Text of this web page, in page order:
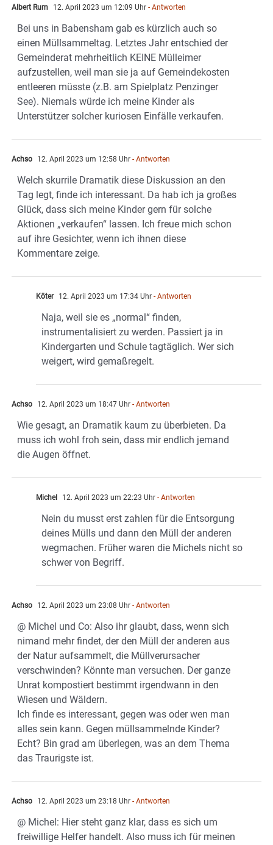
Albert Rum 12. April 2023 um 12:09 Uhr - Antworten
Bei uns in Babensham gab es kürzlich auch so
einen Müllsammeltag. Letztes Jahr entschied der
Gemeinderat mehrheitlich KEINE Mülleimer
aufzustellen, weil man sie ja auf Gemeindekosten
entleeren müsste (z.B. am Spielplatz Penzinger
See). Niemals würde ich meine Kinder als
Unterstützer solcher kuriosen Einfälle verkaufen.
Achso 12. April 2023 um 12:58 Uhr - Antworten
Welch skurrile Dramatik diese Diskussion an den
Tag legt, finde ich interessant. Da hab ich ja großes
Glück, dass sich meine Kinder gern für solche
Aktionen „verkaufen“ lassen. Ich freue mich schon
auf ihre Gesichter, wenn ich ihnen diese
Kommentare zeige.
Köter 12. April 2023 um 17:34 Uhr - Antworten
Naja, weil sie es „normal“ finden,
instrumentalisiert zu werden. Passiert ja in
Kindergarten und Schule tagtäglich. Wer sich
weigert, wird gemaßregelt.
Achso 12. April 2023 um 18:47 Uhr - Antworten
Wie gesagt, an Dramatik kaum zu überbieten. Da
muss ich wohl froh sein, dass mir endlich jemand
die Augen öffnet.
Michel 12. April 2023 um 22:23 Uhr - Antworten
Nein du musst erst zahlen für die Entsorgung
deines Mülls und dann den Müll der anderen
wegmachen. Früher waren die Michels nicht so
schwer von Begriff.
Achso 12. April 2023 um 23:08 Uhr - Antworten
@ Michel und Co: Also ihr glaubt, dass, wenn sich
nimand mehr findet, der den Müll der anderen aus
der Natur aufsammelt, die Müllverursacher
verschwinden? Könnte man versuchen. Der ganze
Unrat kompostiert bestimmt irgendwann in den
Wiesen und Wäldern.
Ich finde es interessant, gegen was oder wen man
alles sein kann. Gegen müllsammelnde Kinder?
Echt? Bin grad am überlegen, was an dem Thema
das Traurigste ist.
Achso 12. April 2023 um 23:18 Uhr - Antworten
@ Michel: Hier steht ganz klar, dass es sich um
freiwillige Helfer handelt. Also muss ich für meinen